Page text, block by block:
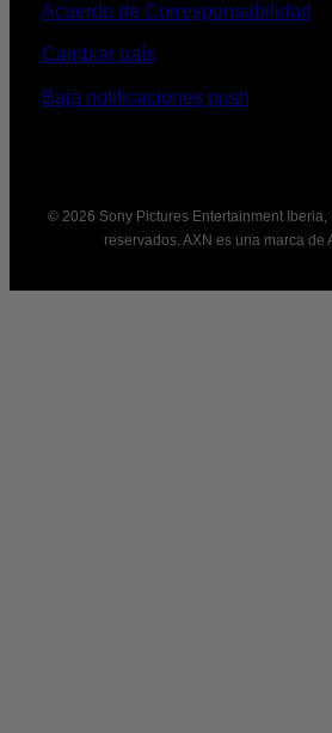
Acuerdo de Corresponsabilidad
Cambiar país
Baja notificaciones push
© 2026 Sony Pictures Entertainment Iberia,
reservados. AXN es una marca de